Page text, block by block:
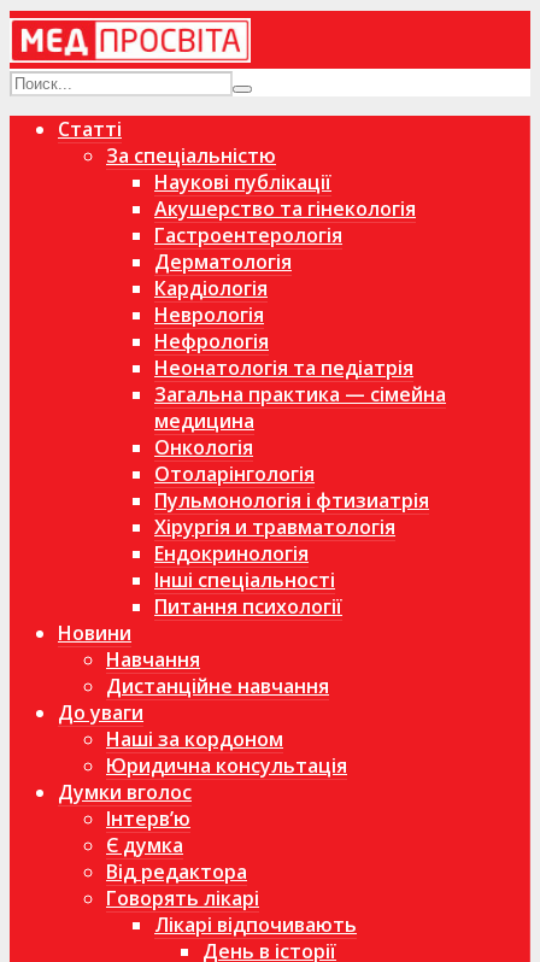
Статті
За спеціальністю
Наукові публікації
Акушерство та гінекологія
Гастроентерологія
Дерматологія
Кардіологія
Неврологія
Нефрологія
Неонатологія та педіатрія
Загальна практика — сімейна
медицина
Онкологія
Отоларінгологія
Пульмонологія і фтизиатрія
Хірургія и травматологія
Ендокринологія
Інші спеціальності
Питання психології
Новини
Навчання
Дистанційне навчання
До уваги
Наші за кордоном
Юридична консультація
Думки вголос
Інтерв’ю
Є думка
Від редактора
Говорять лікарі
Лікарі відпочивають
День в історії